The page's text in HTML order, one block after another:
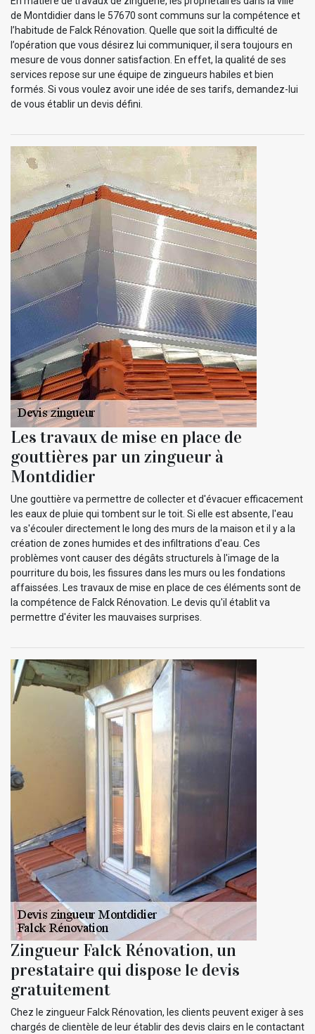
de Montdidier dans le 57670 sont communs sur la compétence et
l’habitude de Falck Rénovation. Quelle que soit la difficulté de
l’opération que vous désirez lui communiquer, il sera toujours en
mesure de vous donner satisfaction. En effet, la qualité de ses
services repose sur une équipe de zingueurs habiles et bien
formés. Si vous voulez avoir une idée de ses tarifs, demandez-lui
de vous établir un devis défini.
Les travaux de mise en place de
gouttières par un zingueur à
Montdidier
Une gouttière va permettre de collecter et d'évacuer efficacement
les eaux de pluie qui tombent sur le toit. Si elle est absente, l'eau
va s'écouler directement le long des murs de la maison et il y a la
création de zones humides et des infiltrations d'eau. Ces
problèmes vont causer des dégâts structurels à l'image de la
pourriture du bois, les fissures dans les murs ou les fondations
affaissées. Les travaux de mise en place de ces éléments sont de
la compétence de Falck Rénovation. Le devis qu'il établit va
permettre d'éviter les mauvaises surprises.
Zingueur Falck Rénovation, un
prestataire qui dispose le devis
gratuitement
Chez le zingueur Falck Rénovation, les clients peuvent exiger à ses
chargés de clientèle de leur établir des devis clairs en le contactant